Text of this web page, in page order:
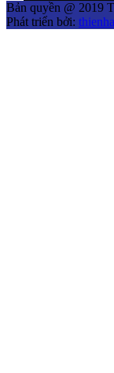
Bản quyền @ 2019
Phát triển bởi: